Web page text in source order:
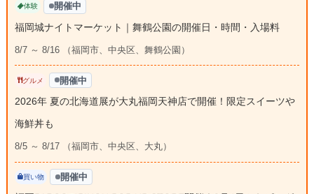
体験 開催中
福岡城ナイトマーケット｜舞鶴公園の開催日・時間・入場料
8/7 ～ 8/16 （福岡市、中央区、舞鶴公園）
グルメ 開催中
2026年 夏の北海道展が大丸福岡天神店で開催！限定スイーツや
海鮮丼も
8/5 ～ 8/17 （福岡市、中央区、大丸）
買い物 開催中